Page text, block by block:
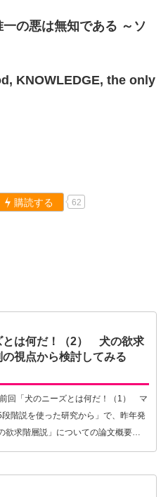
の悪は無知である ～ソ
KNOWLEDGE, the only
購読する 62
とは何だ！（2） 犬の欲求
の視点から検討してみる
回「犬のニーズとは何だ！（1） マ
階説を使った研究から」で、昨年発
欲求階層説」についての論文概要
Hierarchy of Dogs' Needsについての